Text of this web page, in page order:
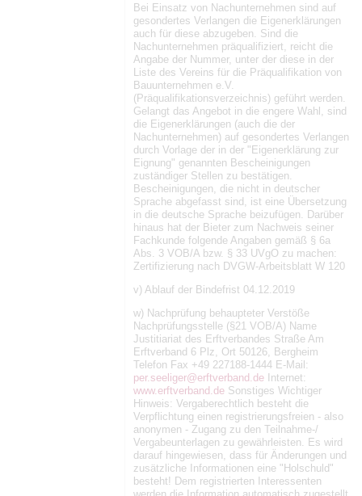
Bei Einsatz von Nachunternehmen sind auf
gesondertes Verlangen die Eigenerklärungen
auch für diese abzugeben. Sind die
Nachunternehmen präqualifiziert, reicht die
Angabe der Nummer, unter der diese in der
Liste des Vereins für die Präqualifikation von
Bauunternehmen e.V.
(Präqualifikationsverzeichnis) geführt werden.
Gelangt das Angebot in die engere Wahl, sind
die Eigenerklärungen (auch die der
Nachunternehmen) auf gesondertes Verlangen
durch Vorlage der in der "Eigenerklärung zur
Eignung" genannten Bescheinigungen
zuständiger Stellen zu bestätigen.
Bescheinigungen, die nicht in deutscher
Sprache abgefasst sind, ist eine Übersetzung
in die deutsche Sprache beizufügen. Darüber
hinaus hat der Bieter zum Nachweis seiner
Fachkunde folgende Angaben gemäß § 6a
Abs. 3 VOB/A bzw. § 33 UVgO zu machen:
Zertifizierung nach DVGW-Arbeitsblatt W 120
v) Ablauf der Bindefrist 04.12.2019
w) Nachprüfung behaupteter Verstöße
Nachprüfungsstelle (§21 VOB/A) Name
Justitiariat des Erftverbandes Straße Am
Erftverband 6 Plz, Ort 50126, Bergheim
Telefon Fax +49 227188-1444 E-Mail:
per.seeliger@erftverband.de Internet:
www.erftverband.de Sonstiges Wichtiger
Hinweis: Vergaberechtlich besteht die
Verpflichtung einen registrierungsfreien - also
anonymen - Zugang zu den Teilnahme-/
Vergabeunterlagen zu gewährleisten. Es wird
darauf hingewiesen, dass für Änderungen und
zusätzliche Informationen eine "Holschuld"
besteht! Dem registrierten Interessenten